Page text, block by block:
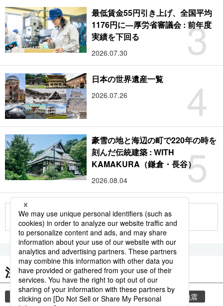
3
最低賃金55円引き上げ、全国平均
1176円に―厚労省審議会 : 前年度
実績を下回る
2026.07.30
4
日本の世界遺産一覧
2026.07.26
5
豪雪の地と海辺の町で220年の時を
刻んだ伝統建築 : WITH
KAMAKURA（鎌倉・長谷）
2026.08.04
もっと見る
注目のキーワード
共同通信ニュース 気象・災害 気象庁 地震